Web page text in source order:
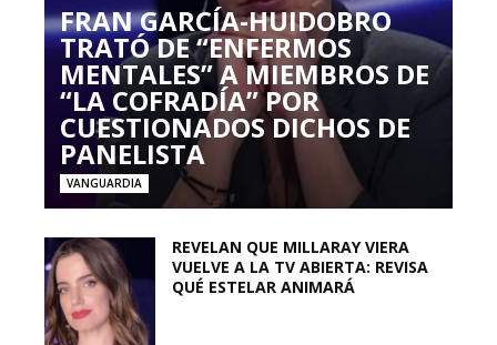
FRAN GARCÍA-HUIDOBRO
TRATÓ DE “ENFERMOS
MENTALES” A MIEMBROS DE
“LA COFRADÍA” POR
CUESTIONADOS DICHOS DE
PANELISTA
VANGUARDIA
REVELAN QUE MILLARAY VIERA
VUELVE A LA TV ABIERTA: REVISA
QUÉ ESTELAR ANIMARÁ